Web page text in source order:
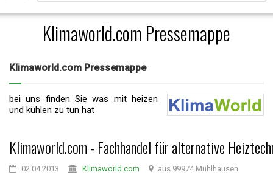
Klimaworld.com Pressemappe
Klimaworld.com Pressemappe
bei uns finden Sie was mit heizen
und kühlen zu tun hat
Klimaworld.com - Fachhandel für alternative
02.04.2013 Klimaworld.com aus 99974 Mühlhausen